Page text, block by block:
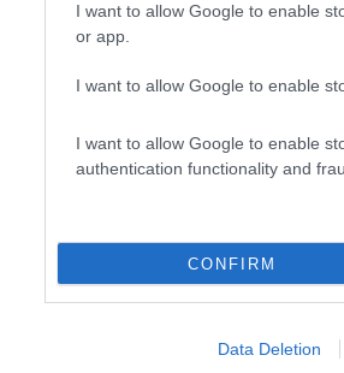
I want to allow Google to enable
or app.
I want to allow Google to enable
I want to allow Google to enable
authentication functionality and
CONFIRM
Data Deletion
Δεν χτυπήσαμε
τον Τσίπρα να επιμένει
Τα πρώτα εύκολα